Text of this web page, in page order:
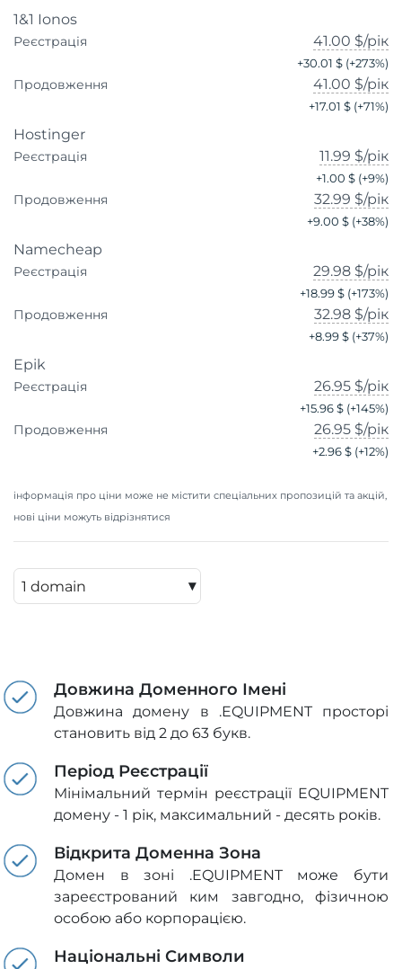
1&1 Ionos
Реєстрація 41.00 $/рік
+30.01 $ (+273%)
Продовження 41.00 $/рік
+17.01 $ (+71%)
Hostinger
Реєстрація 11.99 $/рік
+1.00 $ (+9%)
Продовження 32.99 $/рік
+9.00 $ (+38%)
Namecheap
Реєстрація 29.98 $/рік
+18.99 $ (+173%)
Продовження 32.98 $/рік
+8.99 $ (+37%)
Epik
Реєстрація 26.95 $/рік
+15.96 $ (+145%)
Продовження 26.95 $/рік
+2.96 $ (+12%)
інформація про ціни може не містити спеціальних пропозицій та акцій,
нові ціни можуть відрізнятися
▾
Довжина Доменного Імені
Довжина домену в .EQUIPMENT просторі
становить від 2 до 63 букв.
Період Реєстрації
Мінімальний термін реєстрації EQUIPMENT
домену - 1 рік, максимальний - десять років.
Відкрита Доменна Зона
Домен в зоні .EQUIPMENT може бути
зареєстрований ким завгодно, фізичною
особою або корпорацією.
Національні Символи